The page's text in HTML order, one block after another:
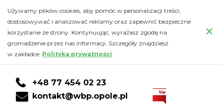
2007
rok
Wojewódzka
Biblioteka
do
głównej
treści
DO
KONTA
CZYTELNIKA
DO
WYSZUKIWARKI
do
stopki
Używamy plików cookies, aby pomóc w personalizacji treści,
dostosowywać i analizować reklamy oraz zapewnić bezpieczne
korzystanie ze strony. Kontynuując, wyrażasz zgodę na
gromadzenie przez nas informacji. Szczegóły znajdziesz
w zakładce: Polityka prywatności.
×
+48 77 454 02 23
kontakt@wbp.opole.pl